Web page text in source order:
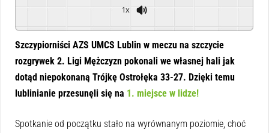
1x
Szczypiorniści AZS UMCS Lublin w meczu na szczycie
rozgrywek 2. Ligi Mężczyzn pokonali we własnej hali jak
dotąd niepokonaną Trójkę Ostrołęka 33-27. Dzięki temu
lublinianie przesunęli się na 1. miejsce w lidze!
Spotkanie od początku stało na wyrównanym poziomie, choć